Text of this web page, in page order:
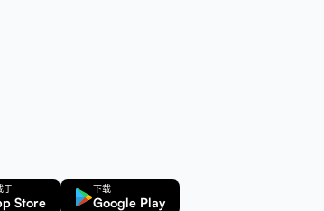
于
Store
下载
Google Play